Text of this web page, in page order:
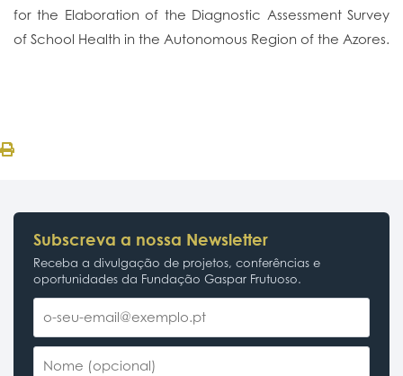
for the Elaboration of the Diagnostic Assessment Survey
of School Health in the Autonomous Region of the Azores.
Subscreva a nossa Newsletter
Receba a divulgação de projetos, conferências e
oportunidades da Fundação Gaspar Frutuoso.